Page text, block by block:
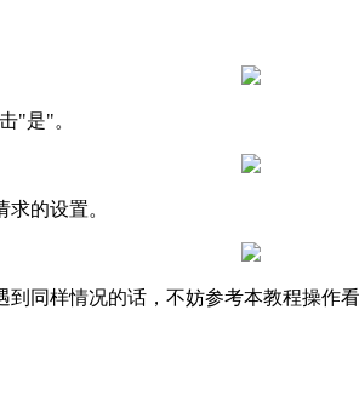
"是"。
的设置。
同样情况的话，不妨参考本教程操作看